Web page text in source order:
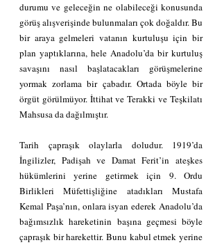
durumu ve geleceğin ne olabileceği konusunda
görüş alışverişinde bulunmaları çok doğaldır. Bu
bir araya gelmeleri vatanın kurtuluşu için bir
plan yaptıklarına, hele Anadolu’da bir kurtuluş
savaşını nasıl başlatacakları görüşmelerine
yormak zorlama bir çabadır. Ortada böyle bir
örgüt görülmüyor. İttihat ve Terakki ve Teşkilatı
Mahsusa da dağılmıştır.
Tarih çapraşık olaylarla doludur. 1919’da
İngilizler, Padişah ve Damat Ferit’in ateşkes
hükümlerini yerine getirmek için 9. Ordu
Birlikleri Müfettişliğine atadıkları Mustafa
Kemal Paşa’nın, onlara isyan ederek Anadolu’da
bağımsızlık hareketinin başına geçmesi böyle
çapraşık bir harekettir. Bunu kabul etmek yerine